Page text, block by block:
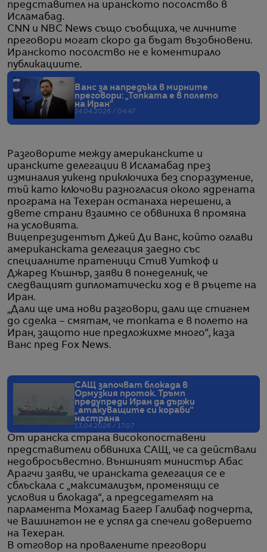
представител на иранското посолство в
Исламабад.
CNN и NBC News също съобщиха, че личните
преговори могат скоро да бъдат възобновени.
Иранското посолство не е коментирало
публикациите.
Ванс за напредъка в мирните
преговори: „Топката е в полето
на Иран“
14.04.2026 / 04:47
Разговорите между американските и
иранските делегации в Исламабад през
изминалия уикенд приключиха без споразумение,
тъй като ключови разногласия около ядрената
програма на Техеран останаха нерешени, а
двете страни взаимно се обвиниха в промяна
на условията.
Вицепрезидентът Джей Ди Ванс, който оглави
американската делегация заедно със
специалните пратеници Стив Уиткоф и
Джаред Къшнър, заяви в понеделник, че
следващият дипломатически ход е в ръцете на
Иран.
„Дали ще има нови разговори, дали ще стигнем
до сделка – смятам, че топката е в полето на
Иран, защото ние предложихме много“, каза
Ванс пред Fox News.
САЩ започват блокада в
Ормузкия проток. Тръмп
предупреди Иран да държи
„атакуващите си кораби“
настрана
13.04.2026 / 17:07
От иранска страна високопоставени
представители обвиниха САЩ, че са действали
недобросъвестно. Външният министър Абас
Арагчи заяви, че иранската делегация се е
сблъскала с „максимализъм, променящи се
условия и блокада“, а председателят на
парламента Мохамад Багер Галибаф подчерта,
че Вашингтон не е успял да спечели доверието
на Техеран.
В отговор на провалените преговори